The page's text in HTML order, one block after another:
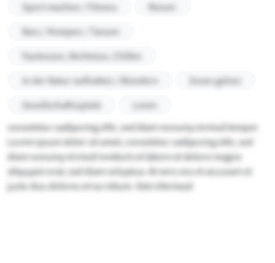
Sport machen / Fitness
Reisen
Bars / Kneipen / Tanzen
Faulenzen, Nichtstun, Chillen
In der Natur aufhalten / Wandern
Essen gehen
Gesellschaftsspiele
Lesen
consetetur sadipscing elitr, sed diam nonumy eirmod tempor
Lorem ipsum dolor sit amet, consetetur sadipscing elitr, sed
diam nonumy eirmod invidunt ut labore et dolore magna
aliquyam erat, sed diam voluptua. At vero eos et accusam et
justo duo dolores et ea rebum. Stet clita kasd